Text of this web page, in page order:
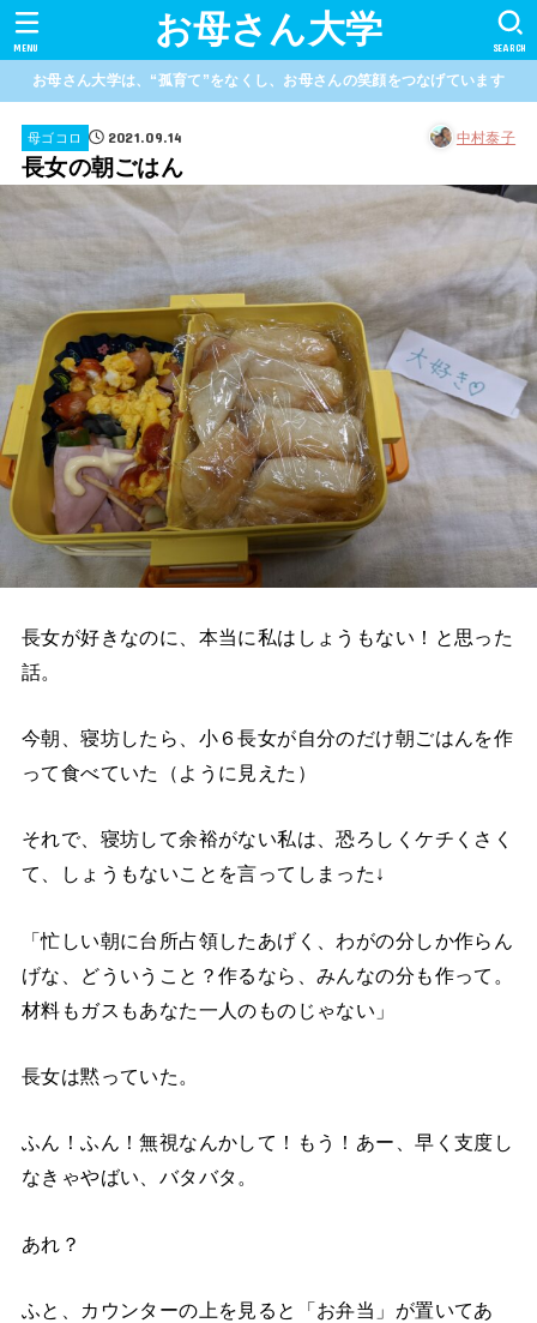
お母さん大学 SEARCH
MENU
お母さん大学は、“孤育て”をなくし、お母さんの笑顔をつなげています
母ゴコロ 2021.09.14 中村泰子
長女の朝ごはん
長女が好きなのに、本当に私はしょうもない！と思った
話。
今朝、寝坊したら、小６長女が自分のだけ朝ごはんを作
って食べていた（ように見えた）
それで、寝坊して余裕がない私は、恐ろしくケチくさく
て、しょうもないことを言ってしまった↓
「忙しい朝に台所占領したあげく、わがの分しか作らん
げな、どういうこと？作るなら、みんなの分も作って。
材料もガスもあなた一人のものじゃない」
長女は黙っていた。
ふん！ふん！無視なんかして！もう！あー、早く支度し
なきゃやばい、バタバタ。
あれ？
ふと、カウンターの上を見ると「お弁当」が置いてあ